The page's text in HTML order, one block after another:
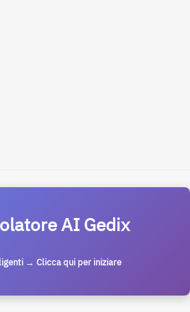
AI Gedix
→ Clicca qui per iniziare